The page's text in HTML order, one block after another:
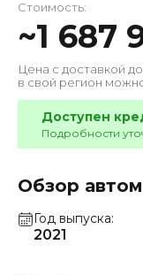
Стоимость:
~1 687
Цена с доставкой до
в свой регион
Доступен
Подробности
Обзор
Год выпуска
2021